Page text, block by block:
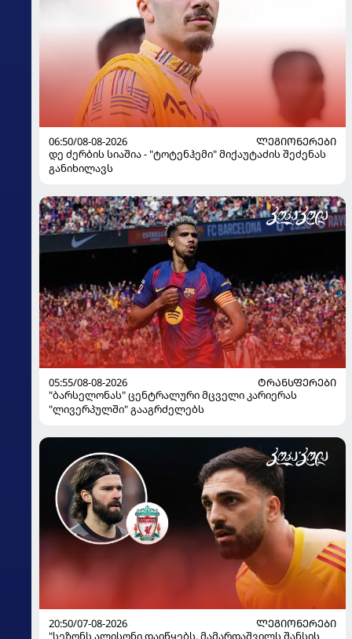
06:50/08-08-2026
ᲚᲔᲒᲘᲝᲜᲔᲠᲔᲑᲘ
დე ძერბის სიაშია - "ტოტენჰემი" მიქაუტაძის შეძენას
განიხილავს
05:55/08-08-2026
ᲢᲠᲐᲜᲡᲤᲔᲠᲔᲑᲘ
"ბარსელონას" ცენტრალური მცველი კარიერას
"ლივერპულში" გააგრძელებს
20:50/07-08-2026
ᲚᲔᲒᲘᲝᲜᲔᲠᲔᲑᲘ
"სეზონს ალისონი დაიწყებს, მამარდაშვილს შანსის